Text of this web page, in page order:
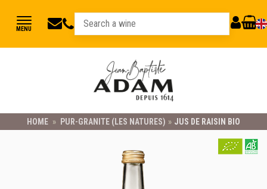
jbadam@jb-
03
89
78
MY CART
MENU
HOME » PUR-GRANITE (LES NATURES) » JUS DE RAISIN BIO